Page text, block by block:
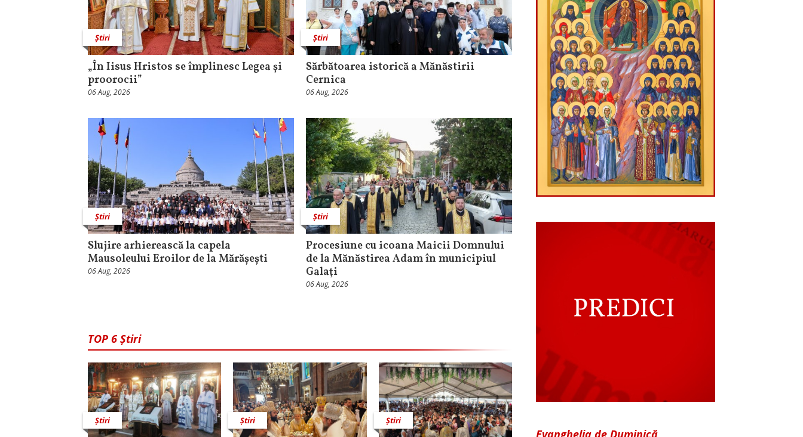
Știri
„În Iisus Hristos se împlinesc Legea și
proorocii”
06 Aug, 2026
Știri
Sărbătoarea istorică a Mănăstirii
Cernica
06 Aug, 2026
Știri
Slujire arhierească la capela
Mausoleului Eroilor de la Mărășești
06 Aug, 2026
Știri
Procesiune cu icoana Maicii Domnului
de la Mănăstirea Adam în municipiul
Galaţi
06 Aug, 2026
TOP 6 Știri
Știri Știri Știri
Evanghelia de Duminică